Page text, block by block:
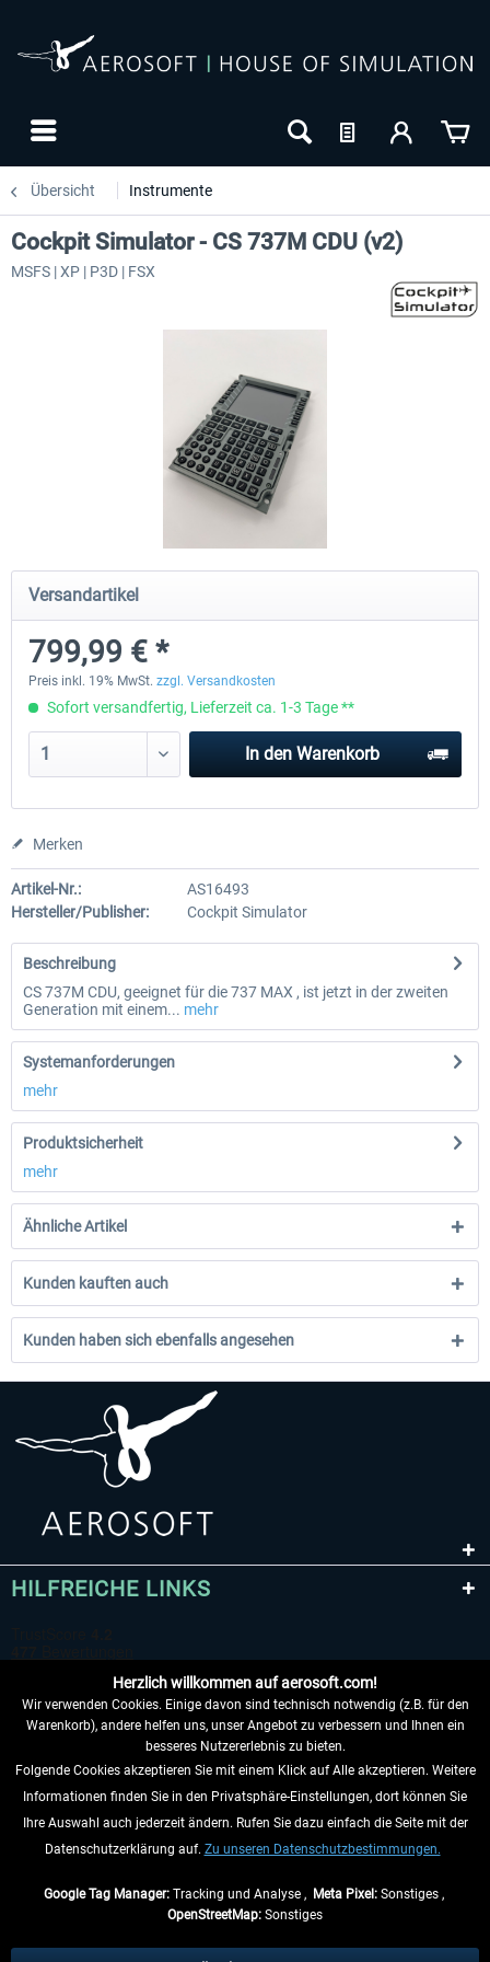
Übersicht Instrumente
Honeycomb - Sierra TPM Module
248,99 € *
Yawman Arrow
Cockpit Simulator - CS 737M CDU (v2)
MSFS | XP | P3D | FSX
Versandartikel
799,99 € *
Preis inkl. 19% MwSt. zzgl. Versandkosten
Sofort versandfertig, Lieferzeit ca. 1-3 Tage **
In den Warenkorb
Merken
Artikel-Nr.:
AS16493
Hersteller/Publisher:
Cockpit Simulator
Beschreibung
CS 737M CDU, geeignet für die 737 MAX , ist jetzt in der zweiten
Generation mit einem... mehr
Systemanforderungen
mehr
Produktsicherheit
mehr
Ähnliche Artikel
Kunden kauften auch
Kunden haben sich ebenfalls angesehen
HILFREICHE LINKS
VERTRAG WIDERRUFEN
INFORMATIONEN
Herzlich willkommen auf aerosoft.com!
Wir verwenden Cookies. Einige davon sind technisch notwendig (z.B. für den
Warenkorb), andere helfen uns, unser Angebot zu verbessern und Ihnen ein
besseres Nutzererlebnis zu bieten.
Folgende Cookies akzeptieren Sie mit einem Klick auf Alle akzeptieren. Weitere
Informationen finden Sie in den Privatsphäre-Einstellungen, dort können Sie
Ihre Auswahl auch jederzeit ändern. Rufen Sie dazu einfach die Seite mit der
Datenschutzerklärung auf. Zu unseren Datenschutzbestimmungen.
Google Tag Manager:Tracking und Analyse , Meta Pixel:Sonstiges ,
OpenStreetMap: Sonstiges